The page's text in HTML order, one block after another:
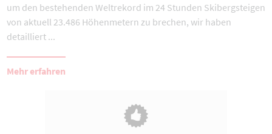
um den bestehenden Weltrekord im 24 Stunden Skibergsteigen
von aktuell 23.486 Höhenmetern zu brechen, wir haben
detailliert ...
Mehr erfahren